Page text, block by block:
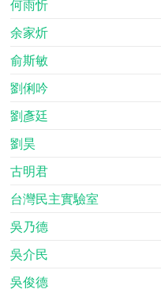
何雨忻
余家炘
俞斯敏
劉俐吟
劉彥廷
劉昊
古明君
台灣民主實驗室
吳乃德
吳介民
吳俊德